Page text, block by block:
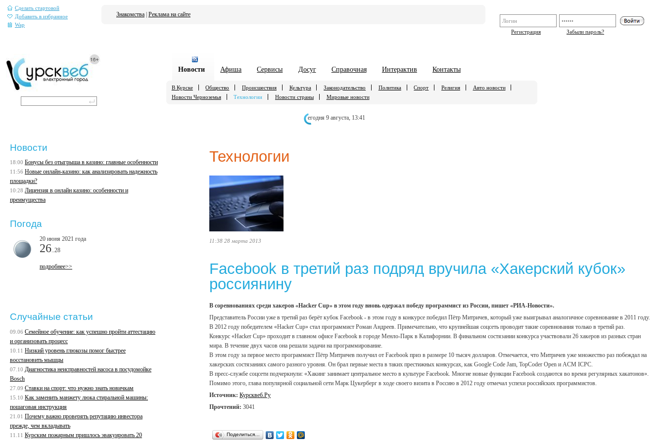
Сделать стартовой
Добавить в избранное
Wap
Регистрация
Забыли пароль?
Знакомства Реклама на сайте
Новости Афиша Сервисы Досуг Справочная Интерактив Контакты
В Курске Общество Происшествия Культура Законодательство Политика Спорт Религия
Авто новости
Новости Черноземья
Технологии Новости страны Мировые новости
егодня 9 августа, 13:41
Технологии
11:38 28 марта 2013
Facebook в третий раз подряд вручила «Хакерский кубок»
россиянину
В соревнованиях среди хакеров «Hacker Cup» в этом году вновь одержал победу программист из России, пишет «РИА-Новости».
Представитель России уже в третий раз берёт кубок Facebook - в этом году в конкурсе победил Пётр Митричев, который уже выигрывал аналогичное соревнование в 2011 году.
В 2012 году победителем «Hacker Cup» стал программист Роман Андреев. Примечательно, что крупнейшая соцсеть проводит такие соревнования только в третий раз.
Конкурс «Hacker Cup» проходит в главном офисе Facebook в городе Менло-Парк в Калифорнии. В финальном состязании конкурса участвовали 26 хакеров из разных стран
мира. В течение двух часов она решали задачи на программирование.
В этом году за первое место программист Пётр Митричев получил от Facebook приз в размере 10 тысяч долларов. Отмечается, что Митричев уже множество раз побеждал на
хакерских состязаниях самого разного уровня. Он брал первые места в таких престижных конкурсах, как Google Code Jam, TopCoder Open и ACM ICPC.
В пресс-службе соцсети подчеркнули: «Хакинг занимает центральное место в культуре Facebook. Многие новые функции Facebook создаются во время регулярных хакатонов».
Помимо этого, глава популярной социальной сети Марк Цукерберг в ходе своего визита в Россию в 2012 году отмечал успехи российских программистов.
Источник: Курсквеб.Ру
Прочтений: 3041
Поделиться…
Новости
18:00 Бонусы без отыгрыша в казино: главные особенности
11:56 Новые онлайн-казино: как анализировать надежность
площадки?
10:28 Лицензия в онлайн казино: особенности и
преимущества
Погода
20 июня 2021 года
26 ..28
подробнее>>
Случайные статьи
09.06 Семейное обучение: как успешно пройти аттестацию
и организовать процесс
10.11 Низкий уровень глюкозы помог быстрее
восстановить мышцы
07.10 Диагностика неисправностей насоса в посудомойке
Bosch
27.09 Ставки на спорт: что нужно знать новичкам
15.10 Как заменить манжету люка стиральной машины:
пошаговая инструкция
21.01 Почему важно проверять репутацию инвестора
прежде, чем вкладывать
11.11 Курским пожарным пришлось эвакуировать 20